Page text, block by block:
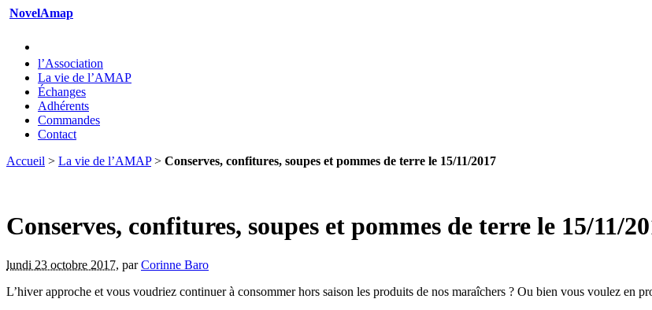
NovelAmap
l’Association
La vie de l’AMAP
Échanges
Adhérents
Commandes
Contact
Accueil > La vie de l’AMAP> Conserves, confitures, soupes et pommes de terre le 15/11/2017
Conserves, confitures, soupes et pommes de terre le 15/11/
lundi 23 octobre 2017, parCorinne Baro
L’hiver approche et vous voudriez continuer à consommer hors saison les produits de nos maraîchers ? Ou bien vous voulez en